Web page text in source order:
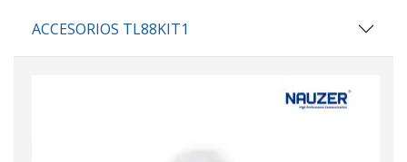
ACCESORIOS TL88KIT1